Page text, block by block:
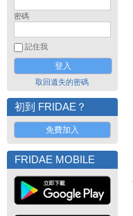
密碼
記住我
取回遺失的密碼
初到 FRIDAE？
免費加入
FRIDAE MOBILE